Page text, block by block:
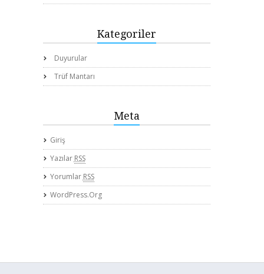
Kategoriler
Duyurular
Trüf Mantarı
Meta
Giriş
Yazılar RSS
Yorumlar RSS
WordPress.org